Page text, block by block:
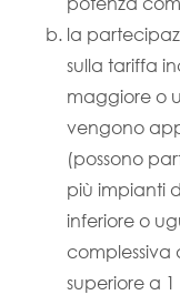
la
sulla tariffa
maggiore o
vengono
(possono
più impianti
inferiore o
complessiva
superiore a 1